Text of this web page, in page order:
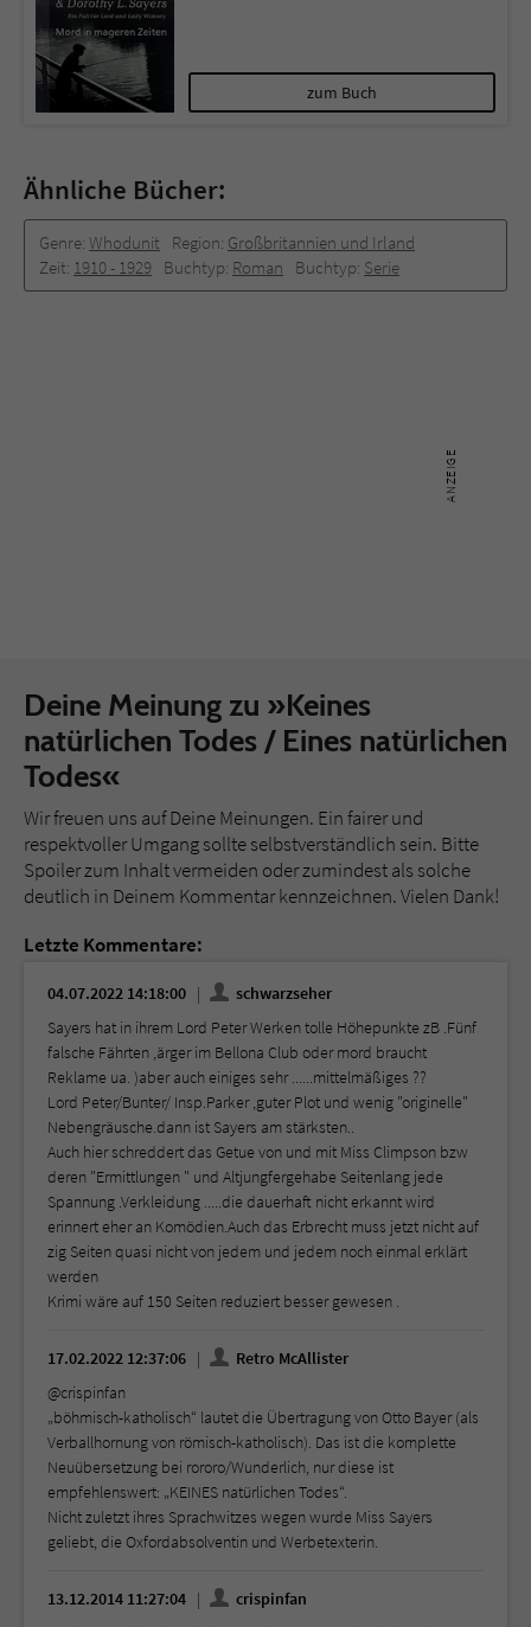
zum Buch
Ähnliche Bücher:
Genre: Whodunit Region: Großbritannien und Irland
Zeit: 1910 -­ 1929 Buchtyp: Roman Buchtyp: Serie
Deine Meinung zu »Keines
natürlichen Todes / Eines natürlichen
Todes«
Wir freuen uns auf Deine Meinungen. Ein fairer und
respektvoller Umgang sollte selbstverständlich sein. Bitte
Spoiler zum Inhalt vermeiden oder zumindest als solche
deutlich in Deinem Kommentar kennzeichnen. Vielen Dank!
Letzte Kommentare:
04.07.2022 14:18:00
schwarzseher
Sayers hat in ihrem Lord Peter Werken tolle Höhepunkte zB .Fünf
falsche Fährten ,ärger im Bellona Club oder mord braucht
Reklame ua. )aber auch einiges sehr ......mittelmäßiges ??
Lord Peter/Bunter/ Insp.Parker ,guter Plot und wenig "originelle"
Nebengräusche.dann ist Sayers am stärksten..
Auch hier schreddert das Getue von und mit Miss Climpson bzw
deren "Ermittlungen " und Altjungfergehabe Seitenlang jede
Spannung .Verkleidung .....die dauerhaft nicht erkannt wird
erinnert eher an Komödien.Auch das Erbrecht muss jetzt nicht auf
zig Seiten quasi nicht von jedem und jedem noch einmal erklärt
werden
Krimi wäre auf 150 Seiten reduziert besser gewesen .
17.02.2022 12:37:06
Retro McAllister
@crispinfan
„böhmisch-katholisch“ lautet die Übertragung von Otto Bayer (als
Verballhornung von römisch-katholisch). Das ist die komplette
Neuübersetzung bei rororo/Wunderlich, nur diese ist
empfehlenswert: „KEINES natürlichen Todes“.
Nicht zuletzt ihres Sprachwitzes wegen wurde Miss Sayers
geliebt, die Oxfordabsolventin und Werbetexterin.
13.12.2014 11:27:04
crispinfan